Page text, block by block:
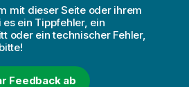
mit dieser Seite oder ihrem
ein Tippfehler, ein
oder ein technischer Fehler,
Feedback ab